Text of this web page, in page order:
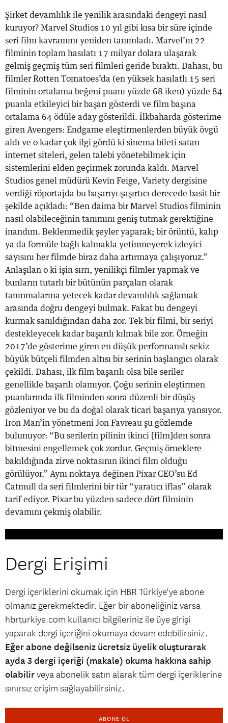
Şirket devamlılık ile yenilik arasındaki dengeyi nasıl
kuruyor? Marvel Studios 10 yıl gibi kısa bir süre içinde
seri film kavramını yeniden tanımladı. Marvel’ın 22
filminin toplam hasılatı 17 milyar dolara ulaşarak
gelmiş geçmiş tüm seri filmleri geride bıraktı. Dahası, bu
filmler Rotten Tomatoes’da (en yüksek hasılatlı 15 seri
filminin ortalama beğeni puanı yüzde 68 iken) yüzde 84
puanla etkileyici bir başarı gösterdi ve film başına
ortalama 64 ödüle aday gösterildi. İlkbaharda gösterime
giren Avengers: Endgame eleştirmenlerden büyük övgü
aldı ve o kadar çok ilgi gördü ki sinema bileti satan
internet siteleri, gelen talebi yönetebilmek için
sistemlerini elden geçirmek zorunda kaldı. Marvel
Studios genel müdürü Kevin Feige, Variety dergisine
verdiği röportajda bu başarıyı şaşırtıcı derecede basit bir
şekilde açıkladı: “Ben daima bir Marvel Studios filminin
nasıl olabileceğinin tanımını geniş tutmak gerektiğine
inandım. Beklenmedik şeyler yaparak; bir örüntü, kalıp
ya da formüle bağlı kalmakla yetinmeyerek izleyici
sayısını her filmde biraz daha artırmaya çalışıyoruz.”
Anlaşılan o ki işin sırrı, yenilikçi filmler yapmak ve
bunların tutarlı bir bütünün parçaları olarak
tanınmalarına yetecek kadar devamlılık sağlamak
arasında doğru dengeyi bulmak. Fakat bu dengeyi
kurmak sanıldığından daha zor. Tek bir filmi, bir seriyi
destekleyecek kadar başarılı kılmak bile zor. Örneğin
2017’de gösterime giren en düşük performanslı sekiz
büyük bütçeli filmden altısı bir serinin başlangıcı olarak
çekildi. Dahası, ilk film başarılı olsa bile seriler
genellikle başarılı olamıyor. Çoğu serinin eleştirmen
puanlarında ilk filminden sonra düzenli bir düşüş
gözleniyor ve bu da doğal olarak ticari başarıya yansıyor.
Iron Man’in yönetmeni Jon Favreau şu gözlemde
bulunuyor: “Bu serilerin pilinin ikinci [film]den sonra
bitmesini engellemek çok zordur. Geçmiş örneklere
bakıldığında zirve noktasının ikinci film olduğu
görülüyor.” Aynı noktaya değinen Pixar CEO’su Ed
Catmull da seri filmlerini bir tür “yaratıcı iflas” olarak
tarif ediyor. Pixar bu yüzden sadece dört filminin
devamını çekmiş olabilir.
Dergi Erişimi
Dergi içeriklerini okumak için HBR Türkiye'ye abone
olmanız gerekmektedir. Eğer bir aboneliğiniz varsa
hbrturkiye.com kullanıcı bilgileriniz ile üye girişi
yaparak dergi içeriğini okumaya devam edebilirsiniz.
Eğer abone değilseniz ücretsiz üyelik oluşturarak
ayda 3 dergi içeriği (makale) okuma hakkına sahip
olabilirveya abonelik satın alarak tüm dergi içeriklerine
sınırsız erişim sağlayabilirsiniz.
ABONE OL